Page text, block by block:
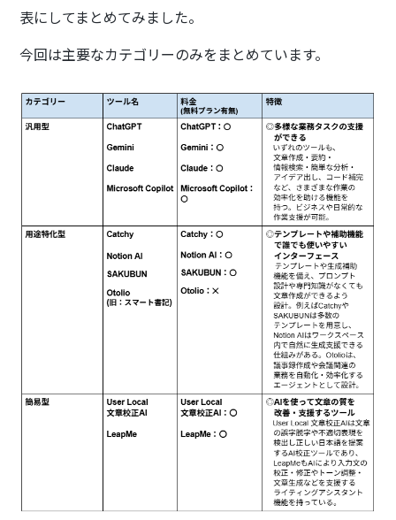
表にしてまとめてみました。
今回は主要なカテゴリーのみをまとめています。